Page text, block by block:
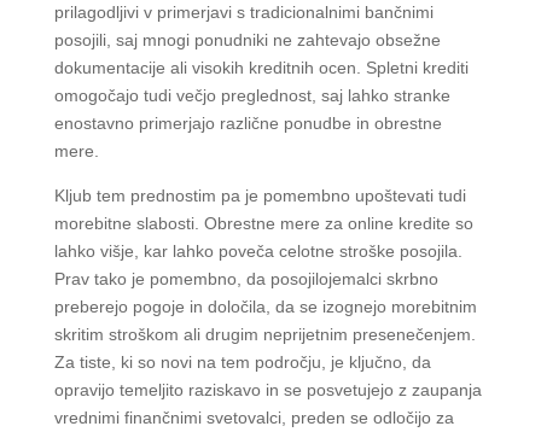
prilagodljivi v primerjavi s tradicionalnimi bančnimi
posojili, saj mnogi ponudniki ne zahtevajo obsežne
dokumentacije ali visokih kreditnih ocen. Spletni krediti
omogočajo tudi večjo preglednost, saj lahko stranke
enostavno primerjajo različne ponudbe in obrestne
mere.
Kljub tem prednostim pa je pomembno upoštevati tudi
morebitne slabosti. Obrestne mere za online kredite so
lahko višje, kar lahko poveča celotne stroške posojila.
Prav tako je pomembno, da posojilojemalci skrbno
preberejo pogoje in določila, da se izognejo morebitnim
skritim stroškom ali drugim neprijetnim presenečenjem.
Za tiste, ki so novi na tem področju, je ključno, da
opravijo temeljito raziskavo in se posvetujejo z zaupanja
vrednimi finančnimi svetovalci, preden se odločijo za